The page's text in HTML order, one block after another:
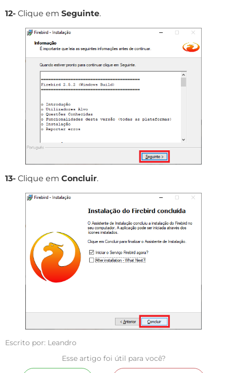
12- Clique em Seguinte.
13- Clique em Concluir.
Escrito por: Leandro
Esse artigo foi útil para você?